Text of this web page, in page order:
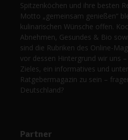
Spitzenköchen und ihre besten
Motto „gemeinsam genießen“
kulinarischen Wünsche offen.
Abnehmen, Gesundes & Bio
sind die Rubriken des Online-
vor dessen Hintergrund wir uns
Zieles, ein informatives und
Ratgebermagazin zu sein –
Deutschland?
Partner